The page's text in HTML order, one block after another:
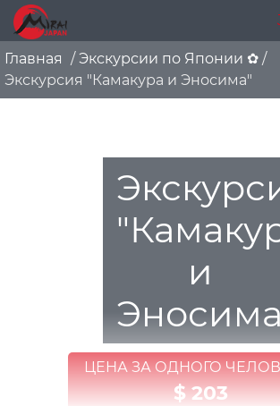
Главная / Экскурсии по Японии ✿ /
Экскурсия "Камакура и Эносима"
и
ЦЕНА ЗА ОДНОГО
$ 203